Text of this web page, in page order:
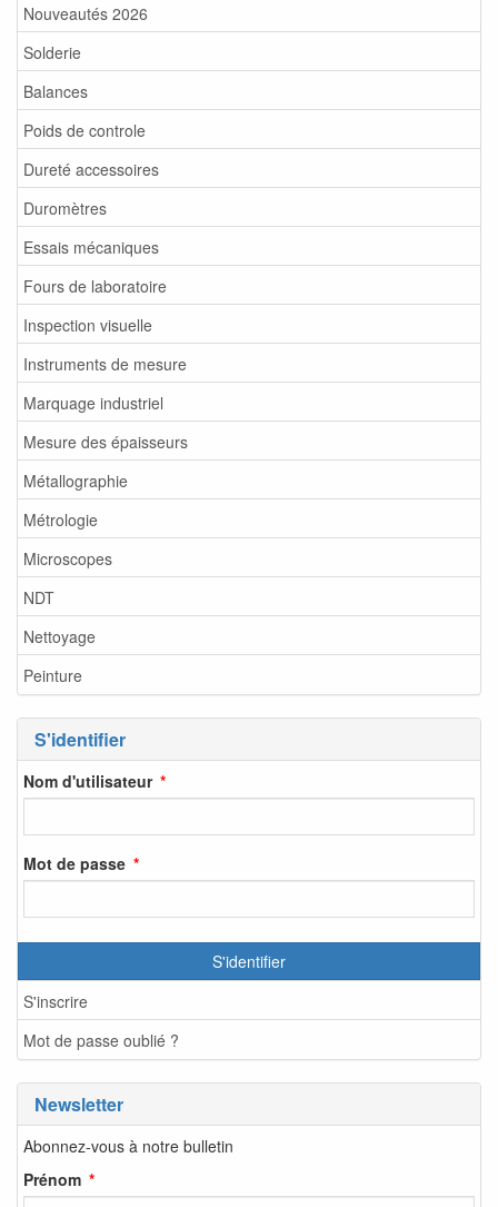
Nouveautés 2026
Solderie
Balances
Poids de controle
Dureté accessoires
Duromètres
Essais mécaniques
Fours de laboratoire
Inspection visuelle
Instruments de mesure
Marquage industriel
Mesure des épaisseurs
Métallographie
Métrologie
Microscopes
NDT
Nettoyage
Peinture
S'identifier
Nom d'utilisateur
Mot de passe
S'identifier
S'inscrire
Mot de passe oublié ?
Newsletter
Abonnez-vous à notre bulletin
Prénom